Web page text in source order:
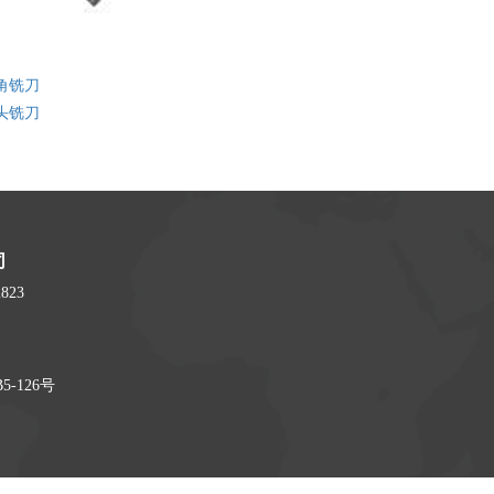
铣刀
铣刀
126号